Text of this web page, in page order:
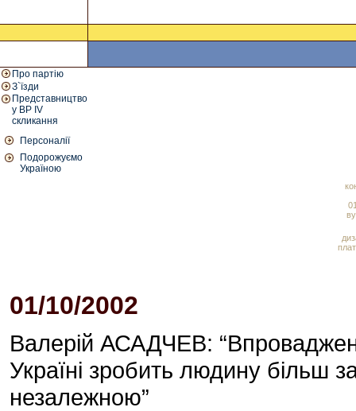
Про партію
З`їзди
Представництво
у ВР IV
скликання
Персоналії
Подорожуємо
Україною
01/10/2002
Валерій АСАДЧЕВ:
Україні зробить людину більш
незалежною”